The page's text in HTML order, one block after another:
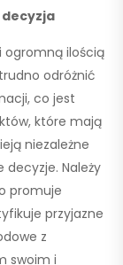
ogromną ilością
odróżnić
co jest
które mają
niezależne
Należy
promuje
przyjazne
z
swoim i